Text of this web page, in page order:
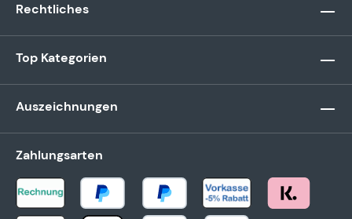
Rechtliches
Top Kategorien
Auszeichnungen
Zahlungsarten